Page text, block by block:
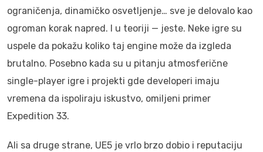
ograničenja, dinamičko osvetljenje… sve je delovalo kao
ogroman korak napred. I u teoriji — jeste. Neke igre su
uspele da pokažu koliko taj engine može da izgleda
brutalno. Posebno kada su u pitanju atmosferične
single-player igre i projekti gde developeri imaju
vremena da ispoliraju iskustvo, omiljeni primer
Expedition 33.
Ali sa druge strane, UE5 je vrlo brzo dobio i reputaciju